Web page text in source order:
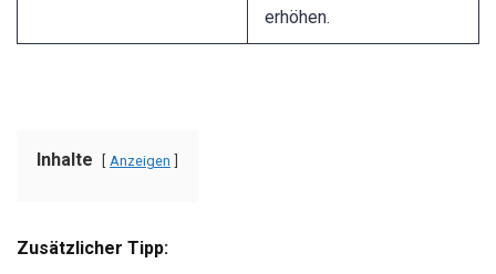
erhöhen.
Inhalte Anzeigen
Zusätzlicher Tipp: